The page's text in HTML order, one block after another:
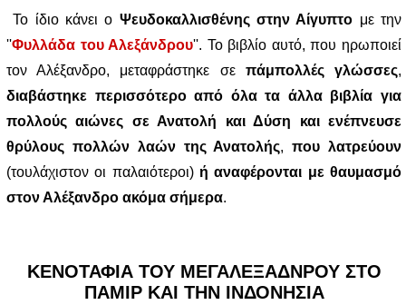
Το ίδιο κάνει ο Ψευδοκαλλισθένης στην Αίγυπτο με την
''Φυλλάδα του Αλεξάνδρου''. Το βιβλίο αυτό, που ηρωποιεί
τον Αλέξανδρο, μεταφράστηκε σε πάμπολλές γλώσσες,
διαβάστηκε περισσότερο από όλα τα άλλα βιβλία για
πολλούς αιώνες σε Ανατολή και Δύση και ενέπνευσε
θρύλους πολλών λαών της Ανατολής,που λατρεύουν
(τουλάχιστον οι παλαιότεροι) ή αναφέρονται με θαυμασμό
στον Αλέξανδρο ακόμα σήμερα.
ΚΕΝΟΤΑΦΙΑ ΤΟΥ ΜΕΓΑΛΕΞΑΔΝΡΟΥ ΣΤΟ
ΠΑΜΙΡ ΚΑΙ ΤΗΝ ΙΝΔΟΝΗΣΙΑ